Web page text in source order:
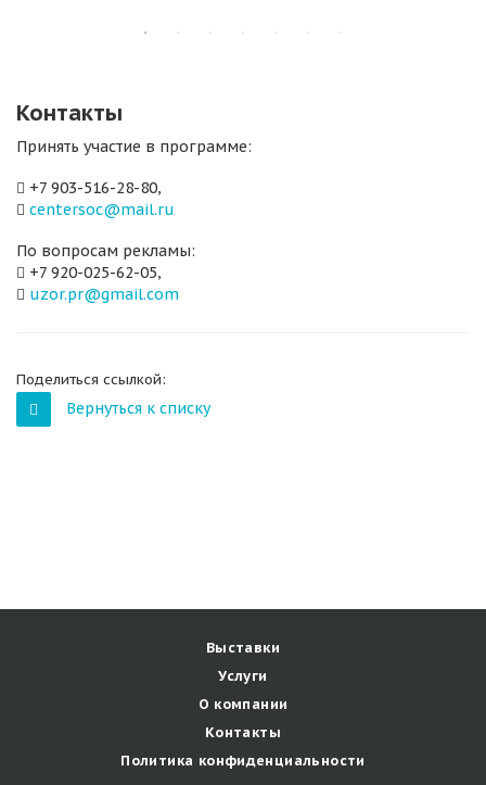
Контакты
Принять участие в программе:
+7 903-516-28-80,
centersoc@mail.ru
По вопросам рекламы:
+7 920-025-62-05,
uzor.pr@gmail.com
Поделиться ссылкой:
Вернуться к списку
Выставки
Услуги
О компании
Контакты
Политика конфиденциальности